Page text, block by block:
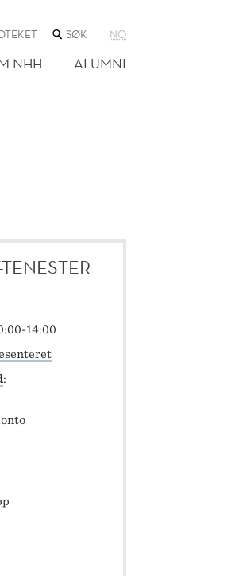
SØK
NETTSTEDET
NO
NHH ALUMNI
14:00
: